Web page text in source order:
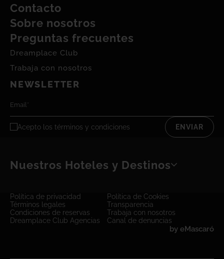
Contacto
Sobre nosotros
Preguntas frecuentes
Dreamplace Club
Trabaja con nosotros
NEWSLETTER
Acepto los términos y condiciones ENVIAR
Nuestros Hoteles y Destinos
Política de privacidad
Política de Cookies
Términos legales
Transparencia
Condiciones de reservas
Trabaja con nosotros
Dreamplace Club Agencias
Canal de denuncias
by eMascaró